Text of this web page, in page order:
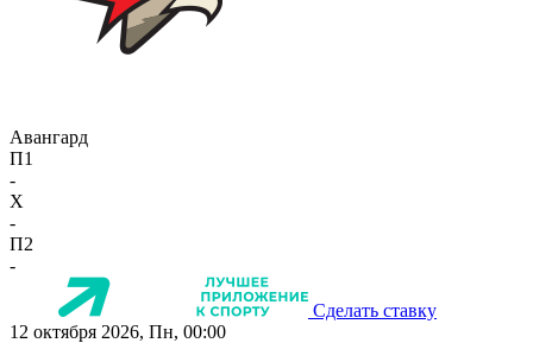
Авангард
П1
-
X
-
П2
-
Сделать ставку
12 октября 2026, Пн, 00:00